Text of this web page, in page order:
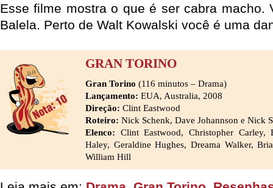
Esse filme mostra o que é ser cabra macho.
Balela. Perto de Walt Kowalski você é uma
GRAN TORINO
Gran Torino (116 minutos – Drama)
Lançamento: EUA, Australia, 2008
Direção: Clint Eastwood
Roteiro: Nick Schenk, Dave Johannson e Nick
Elenco: Clint Eastwood, Christopher
Haley, Geraldine Hughes, Dreama Walker,
William Hill